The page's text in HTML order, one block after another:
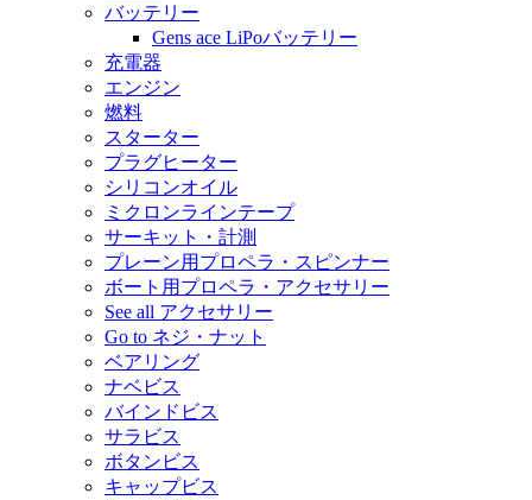
バッテリー
Gens ace LiPoバッテリー
充電器
エンジン
燃料
スターター
プラグヒーター
シリコンオイル
ミクロンラインテープ
サーキット・計測
プレーン用プロペラ・スピンナー
ボート用プロペラ・アクセサリー
See all アクセサリー
Go to ネジ・ナット
ベアリング
ナベビス
バインドビス
サラビス
ボタンビス
キャップビス